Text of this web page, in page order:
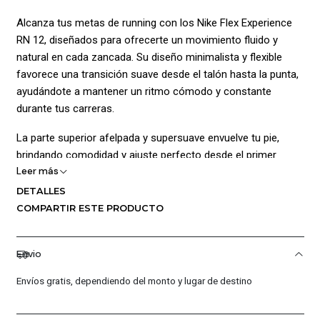
Alcanza tus metas de running con los Nike Flex Experience
RN 12, diseñados para ofrecerte un movimiento fluido y
natural en cada zancada. Su diseño minimalista y flexible
favorece una transición suave desde el talón hasta la punta,
ayudándote a mantener un ritmo cómodo y constante
durante tus carreras.
La parte superior afelpada y supersuave envuelve tu pie,
brindando comodidad y ajuste perfecto desde el primer
paso. Además, las ranuras en la suela exterior permiten una
flexibilidad óptima, permitiendo que tu pie se mueva
libremente, adaptándose a cualquier terreno.
Gracias a su diseño con menos altura, estos tenis ofrecen
mayor ligereza sin comprometer la estabilidad y sujeción que
que buscan comodidad, soporte y libertad de movimiento en
Leer más
DETALLES
COMPARTIR ESTE PRODUCTO
Envio
Envíos gratis, dependiendo del monto y lugar de destino